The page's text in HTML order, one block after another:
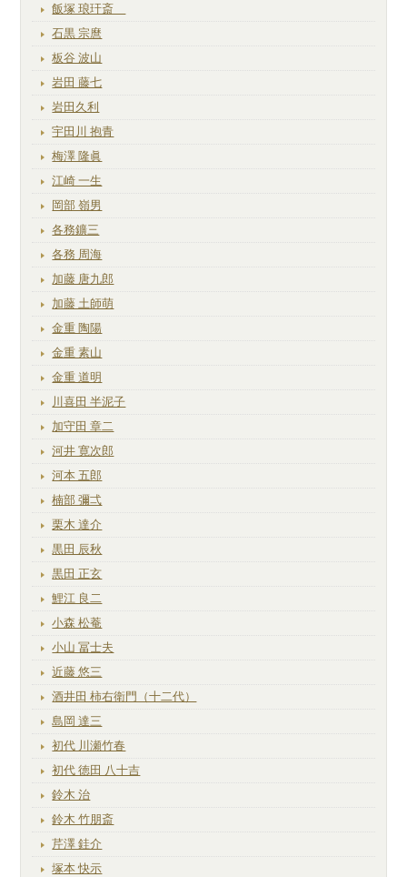
飯塚 琅玕斎
石黒 宗麿
板谷 波山
岩田 藤七
岩田久利
宇田川 抱青
梅澤 隆眞
江崎 一生
岡部 嶺男
各務鑛三
各務 周海
加藤 唐九郎
加藤 土師萌
金重 陶陽
金重 素山
金重 道明
川喜田 半泥子
加守田 章二
河井 寛次郎
河本 五郎
楠部 彌弌
栗木 達介
黒田 辰秋
黒田 正玄
鯉江 良二
小森 松菴
小山 冨士夫
近藤 悠三
酒井田 柿右衛門（十二代）
島岡 達三
初代 川瀬竹春
初代 徳田 八十吉
鈴木 治
鈴木 竹朋斎
芹澤 銈介
塚本 快示